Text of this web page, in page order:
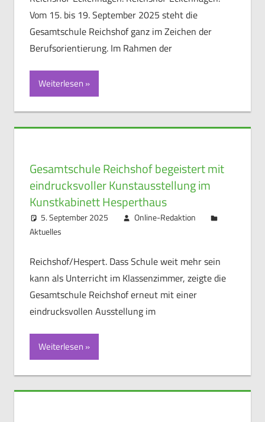
Vom 15. bis 19. September 2025 steht die
Gesamtschule Reichshof ganz im Zeichen der
Berufsorientierung. Im Rahmen der
Weiterlesen
Gesamtschule Reichshof begeistert mit
eindrucksvoller Kunstausstellung im
Kunstkabinett Hesperthaus
5. September 2025
Online-Redaktion
Aktuelles
Reichshof/Hespert. Dass Schule weit mehr sein
kann als Unterricht im Klassenzimmer, zeigte die
Gesamtschule Reichshof erneut mit einer
eindrucksvollen Ausstellung im
Weiterlesen